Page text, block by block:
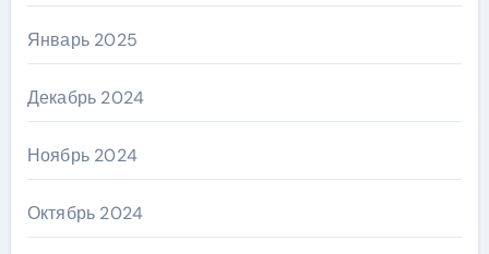
Январь 2025
Декабрь 2024
Ноябрь 2024
Октябрь 2024